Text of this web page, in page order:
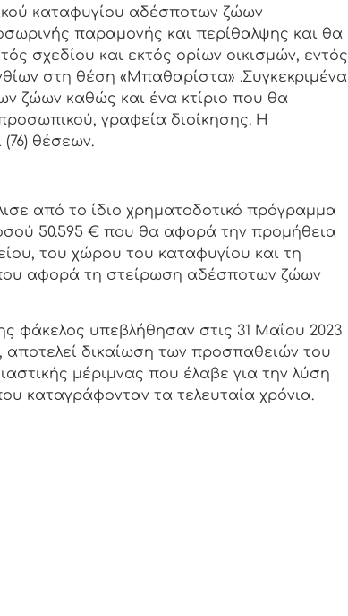
καταφυγίου αδέσποτων ζώων
παραμονής και περίθαλψης και θα
σχεδίου και εκτός ορίων οικισμών, εντός
στη θέση «Μπαθαρίστα» .Συγκεκριμένα
ζώων καθώς και ένα κτίριο που θα
γραφεία διοίκησης. Η
θέσεων.
από το ίδιο χρηματοδοτικό πρόγραμμα
50.595 € που θα αφορά την προμήθεια
του χώρου του καταφυγίου και τη
αφορά τη στείρωση αδέσποτων ζώων
φάκελος υπεβλήθησαν στις 31 Μαΐου 2023
δικαίωση των προσπαθειών του
μέριμνας που έλαβε για την λύση
καταγράφονταν τα τελευταία χρόνια.